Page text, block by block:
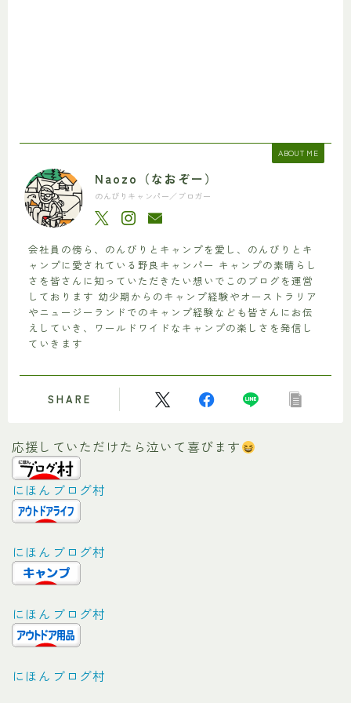
ABOUT ME
Naozo（なおぞー）
のんびりキャンパー／ブロガー
会社員の傍ら、のんびりとキャンプを愛し、のんびりとキ
ャンプに愛されている野良キャンパー キャンプの素晴らし
さを皆さんに知っていただきたい想いでこのブログを運営
しております 幼少期からのキャンプ経験やオーストラリア
やニュージーランドでのキャンプ経験なども皆さんにお伝
えしていき、ワールドワイドなキャンプの楽しさを発信し
ていきます
SHARE
応援していただけたら泣いて喜びます
にほんブログ村
にほんブログ村
にほんブログ村
にほんブログ村